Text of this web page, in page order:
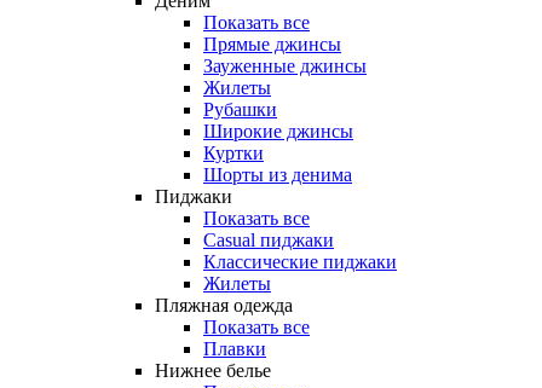
Показать все
Прямые джинсы
Зауженные джинсы
Жилеты
Рубашки
Широкие джинсы
Куртки
Шорты из денима
Пиджаки
Показать все
Casual пиджаки
Классические пиджаки
Жилеты
Пляжная одежда
Показать все
Плавки
Нижнее белье